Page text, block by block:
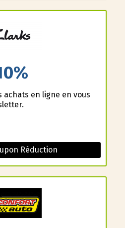
achats en ligne en vous
Réduction